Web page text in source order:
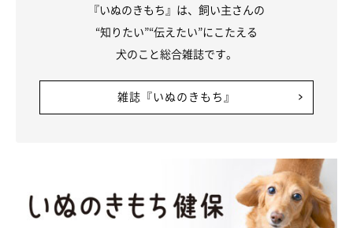
『いぬのきもち』は、飼い主さんの
“知りたい”“伝えたい”にこたえる
犬のこと総合雑誌です。
雑誌『いぬのきもち』